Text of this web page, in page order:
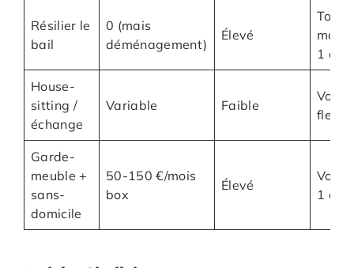
Résilier le
bail
0 (mais
déménagement)
Élevé
Tour
1 an+
House-
sitting /
échange
Variable Faible
Garde-
meuble +
sans-
domicile
50-150 €/mois
box
Élevé
1 an+